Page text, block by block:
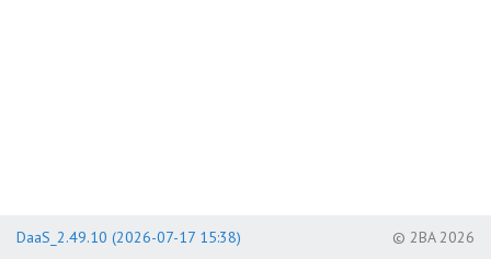
DaaS_2.49.10 (2026-07-17 15:38) © 2BA 2026